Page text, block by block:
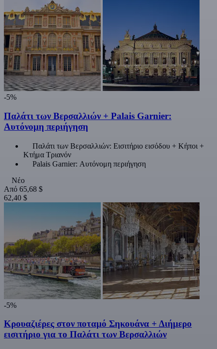
-5%
Παλάτι των Βερσαλλιών + Palais Garnier:
Αυτόνομη περιήγηση
Παλάτι των Βερσαλλιών: Εισιτήριο εισόδου + Κήποι +
Κτήμα Τριανόν
Palais Garnier: Αυτόνομη περιήγηση
Νέο
Από 65,68 $
62,40 $
-5%
Κρουαζιέρες στον ποταμό Σηκουάνα + Διήμερο
εισιτήριο για το Παλάτι των Βερσαλλιών